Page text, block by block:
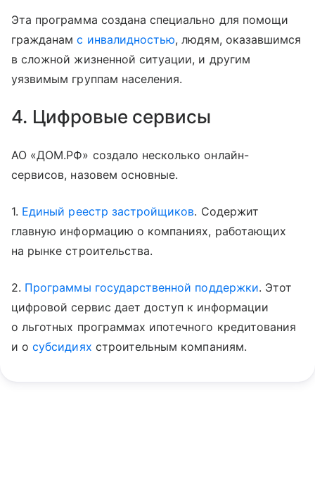
Эта программа создана специально для помощи
гражданамс инвалидностью, людям, оказавшимся
в сложной жизненной ситуации, и другим
уязвимым группам населения.
4. Цифровые сервисы
АО «ДОМ.РФ» создало несколько онлайн-
сервисов, назовем основные.
1. Единый реестр застройщиков. Содержит
главную информацию о компаниях, работающих
на рынке строительства.
2. Программы государственной поддержки. Этот
цифровой сервис дает доступ к информации
о льготных программах ипотечного кредитования
и осубсидиях строительным компаниям.